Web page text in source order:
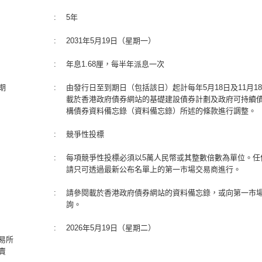
: 5年
: 2031年5月19日（星期一）
: 年息1.68厘，每半年派息一次
:
由發行日至到期日（包括該日）起計每年5月18日及11月
載於香港政府債券網站的基礎建設債券計劃及政府可持續
構債券資料備忘錄（資料備忘錄）所述的條款進行調整。
: 競爭性投標
:
每項競爭性投標必須以5萬人民幣或其整數倍數為單位。
請只可透過最新公布名單上的第一市場交易商進行。
:
請參閱載於香港政府債券網站的資料備忘錄，或向第一市
詢。
所
: 2026年5月19日（星期二）